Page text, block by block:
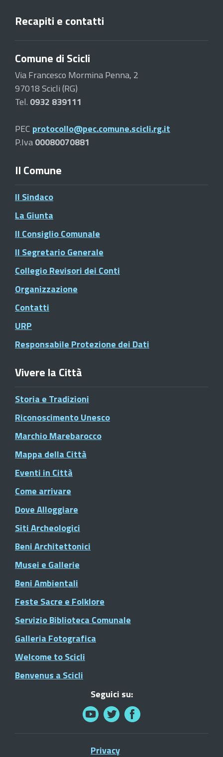
Recapiti e contatti
Comune di Scicli
Via Francesco Mormina Penna, 2
97018 Scicli (RG)
Tel. 0932 839111
PEC protocollo@pec.comune.scicli.rg.it
P.Iva00080070881
Il Comune
Il Sindaco
La Giunta
Il Consiglio Comunale
Il Segretario Generale
Collegio Revisori dei Conti
Organizzazione
Contatti
URP
Responsabile Protezione dei Dati
Vivere la Città
Storia e Tradizioni
Riconoscimento Unesco
Marchio Marebarocco
Mappa della Città
Eventi in Città
Come arrivare
Dove Alloggiare
Siti Archeologici
Beni Architettonici
Musei e Gallerie
Beni Ambientali
Feste Sacre e Folklore
Servizio Biblioteca Comunale
Galleria Fotografica
Welcome to Scicli
Benvenus a Scicli
Seguici su:
Privacy